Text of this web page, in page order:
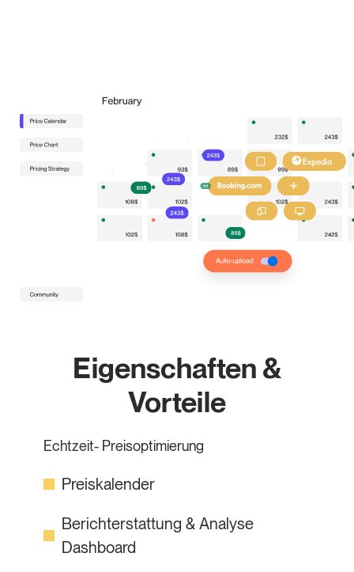
Eigenschaften &
Vorteile
Echtzeit- Preisoptimierung
Preiskalender
Berichterstattung & Analyse
Dashboard